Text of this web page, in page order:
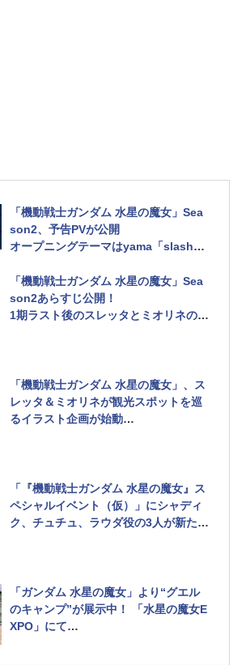
「機動戦士ガンダム 水星の魔女」Sea
son2、予告PVが公開
オープニングテーマはyama「slash」
「機動戦士ガンダム 水星の魔女」Sea
son2あらすじ公開！
1期ラスト後のスレッタとミオリネの関
「機動戦士ガンダム 水星の魔女」、ス
レッタ＆ミオリネが観光スポットを巡
るイラスト企画が始動
「『機動戦士ガンダム 水星の魔女』ス
ペシャルイベント（仮）」にシャディ
ク、チュチュ、ラウダ役の3人が新たに
「ガンダム 水星の魔女」より“グエル
のキャンプ”が展示中！ 「水星の魔女E
XPO」にて